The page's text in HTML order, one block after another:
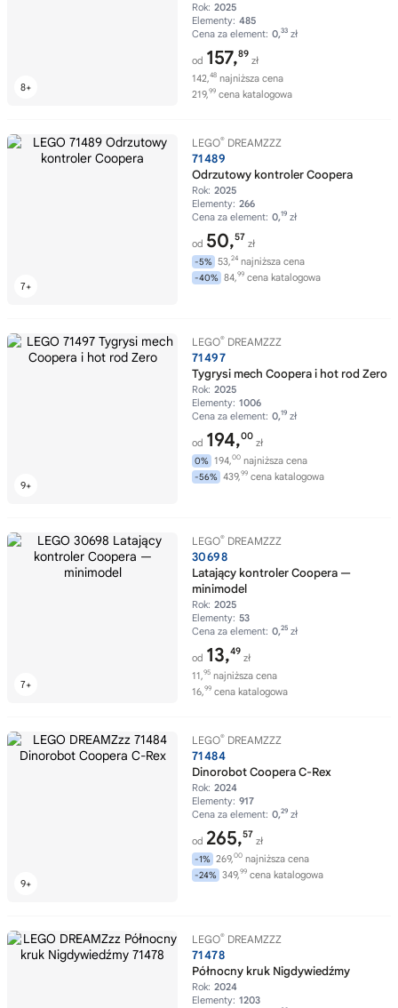
Rok: 2025
Elementy: 485
Cena za element: 0,33 zł
od 157,89
zł
142,48 najniższa cena
219,99 cena katalogowa
LEGO® DREAMZZZ
71489
Odrzutowy kontroler Coopera
Rok: 2025
Elementy: 266
Cena za element: 0,19 zł
od 50,57
zł
-5% 53,24 najniższa cena
-40% 84,99 cena katalogowa
LEGO® DREAMZZZ
71497
Tygrysi mech Coopera i hot rod Zero
Rok: 2025
Elementy: 1006
Cena za element: 0,19 zł
od 194,00
zł
0% 194,00 najniższa cena
-56% 439,99 cena katalogowa
LEGO® DREAMZZZ
30698
Latający kontroler Coopera —
minimodel
Rok: 2025
Elementy: 53
Cena za element: 0,25 zł
od 13,49
zł
11,95 najniższa cena
16,99 cena katalogowa
LEGO® DREAMZZZ
71484
Dinorobot Coopera C-Rex
Rok: 2024
Elementy: 917
Cena za element: 0,29 zł
od 265,57
zł
-1% 269,00 najniższa cena
-24% 349,99 cena katalogowa
LEGO® DREAMZZZ
71478
Północny kruk Nigdywiedźmy
Rok: 2024
Elementy: 1203